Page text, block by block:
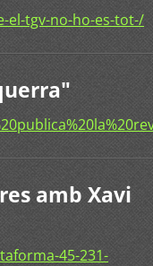
el-tgv-no-ho-es-tot-/
amb Xavi
45-231-